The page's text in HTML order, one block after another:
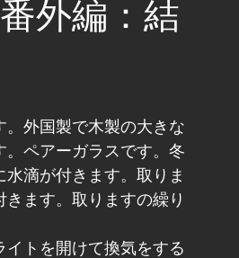
外編：結
。外国製で木製の大きな
。ペアーガラスです。冬
滴が付きます。取りま
ます。取りますの繰り
イトを開けて換気をする